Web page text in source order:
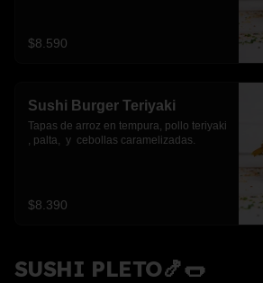
$8.590
Sushi Burger Teriyaki
Tapas de arroz en tempura, pollo teriyaki
, palta,  y  cebollas caramelizadas.
$8.390
SUSHI PLETO🍤🌭